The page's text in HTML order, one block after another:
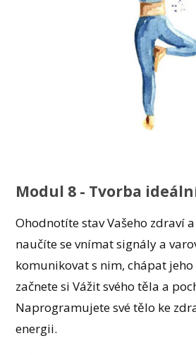
Modul 8 - Tvorba
Ohodnotíte stav Vašeho zdraví
naučíte se vnímat signály a
komunikovat s nim, chápat
začnete si Vážit svého těla a
Naprogramujete své tělo ke
energii.